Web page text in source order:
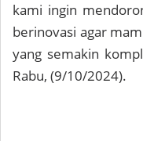
kami ingin
berinovasi agar
yang semakin
Rabu, (9/10/2024).